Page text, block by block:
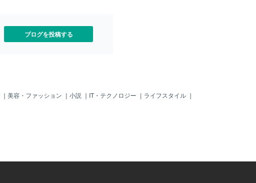
ブログを投稿する
｜ 美容・ファッション ｜ 小説 ｜ IT・テクノロジー ｜ ライフスタイル ｜